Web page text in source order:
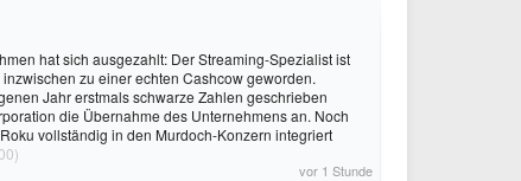
hat sich ausgezahlt: Der Streaming-Spezialist ist
zu einer echten Cashcow geworden.
Jahr erstmals schwarze Zahlen geschrieben
die Übernahme des Unternehmens an. Noch
vollständig in den Murdoch-Konzern integriert
vor 1 Stunde